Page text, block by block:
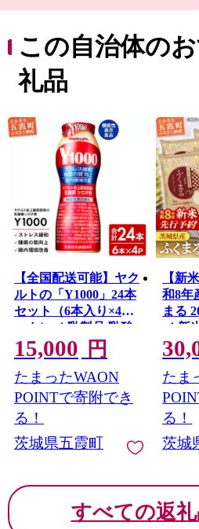
この自治体の
礼品
【全国配送可能】ヤク
ルトの「Y1000」24本
セット（6本入り×4パ
ック）／ 乳製品 乳酸
菌飲料 健康 腸活 スト
レス緩和 睡眠の質向
上 乳酸菌シロタ株 機
能性表示食品 茨城県
15,000 円
たまったWAON
POINTで寄附でき
る！
茨城県五霞町
【新
和8年
まる
／ 新
予約
米 特
旨味
城県
たま
る！
茨城
すべての返